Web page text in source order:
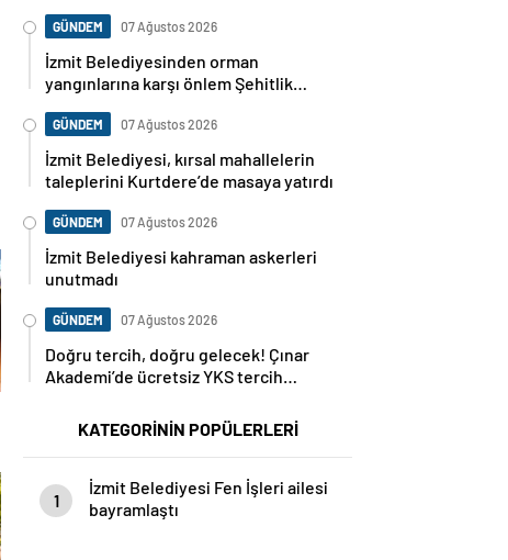
GÜNDEM 07 Ağustos 2026
İzmit Belediyesinden orman
yangınlarına karşı önlem Şehitlik
GÜNDEM 07 Ağustos 2026
İzmit Belediyesi, kırsal mahallelerin
taleplerini Kurtdere’de masaya yatırdı
GÜNDEM 07 Ağustos 2026
İzmit Belediyesi kahraman askerleri
unutmadı
GÜNDEM 07 Ağustos 2026
Doğru tercih, doğru gelecek! Çınar
Akademi’de ücretsiz YKS tercih
KATEGORİNİN POPÜLERLERİ
1
İzmit Belediyesi Fen İşleri ailesi
bayramlaştı